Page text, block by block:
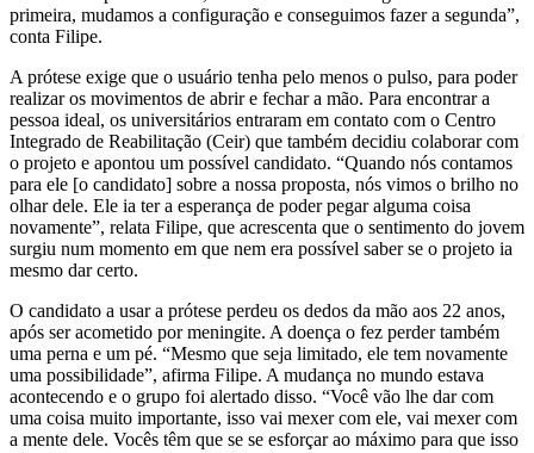
primeira, mudamos a configuração e conseguimos fazer a segunda”,
conta Filipe.
A prótese exige que o usuário tenha pelo menos o pulso, para poder
realizar os movimentos de abrir e fechar a mão. Para encontrar a
pessoa ideal, os universitários entraram em contato com o Centro
Integrado de Reabilitação (Ceir) que também decidiu colaborar com
o projeto e apontou um possível candidato. “Quando nós contamos
para ele [o candidato] sobre a nossa proposta, nós vimos o brilho no
olhar dele. Ele ia ter a esperança de poder pegar alguma coisa
novamente”, relata Filipe, que acrescenta que o sentimento do jovem
surgiu num momento em que nem era possível saber se o projeto ia
mesmo dar certo.
O candidato a usar a prótese perdeu os dedos da mão aos 22 anos,
após ser acometido por meningite. A doença o fez perder também
uma perna e um pé. “Mesmo que seja limitado, ele tem novamente
uma possibilidade”, afirma Filipe. A mudança no mundo estava
acontecendo e o grupo foi alertado disso. “Você vão lhe dar com
uma coisa muito importante, isso vai mexer com ele, vai mexer com
a mente dele. Vocês têm que se se esforçar ao máximo para que isso